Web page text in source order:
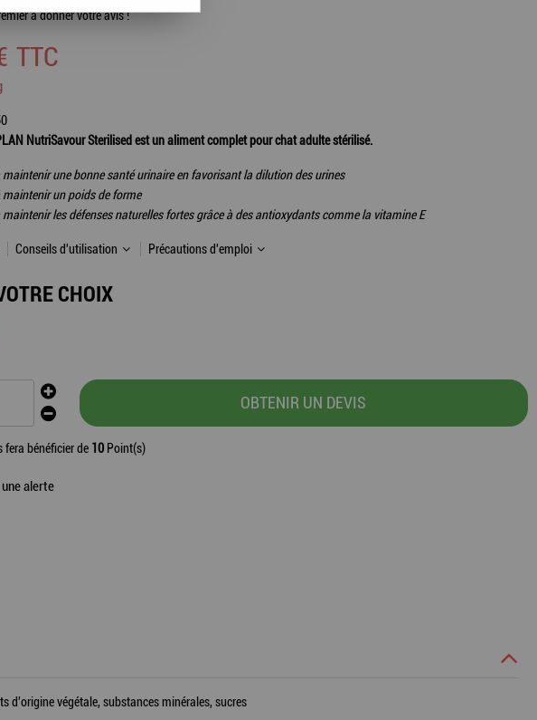
à donner votre avis !
TTC
NutriSavour Sterilised est un aliment complet pour chat adulte stérilisé.
maintenir une bonne santé urinaire en favorisant la dilution des urines
maintenir un poids de forme
maintenir les défenses naturelles fortes grâce à des antioxydants comme la vitamine E
Conseils d'utilisation Précautions d'emploi
CHOIX
OBTENIR UN DEVIS
fera bénéficier de 10 Point(s)
alerte
végétale, substances minérales, sucres